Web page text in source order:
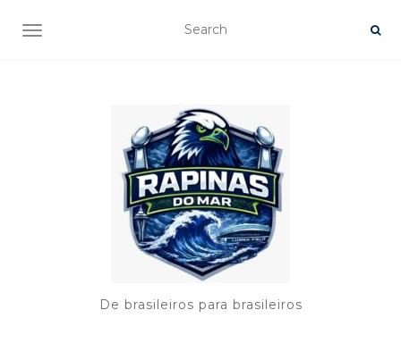
TOGGLE NAVIGATION
De brasileiros para brasileiros